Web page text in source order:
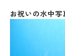
お祝いの水中写